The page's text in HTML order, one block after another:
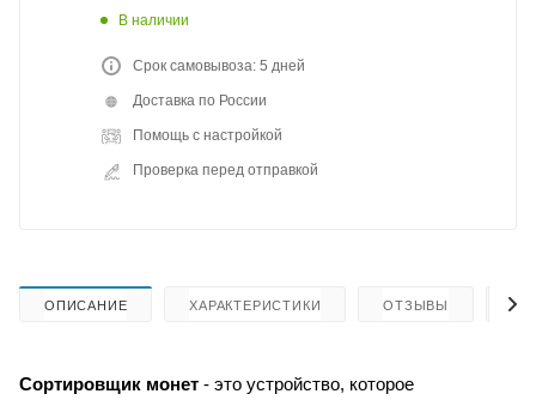
В наличии
Срок самовывоза: 5 дней
Доставка по России
Помощь с настройкой
Проверка перед отправкой
ОПИСАНИЕ ХАРАКТЕРИСТИКИ ОТЗЫВЫ
Сортировщик монет - это устройство, которое